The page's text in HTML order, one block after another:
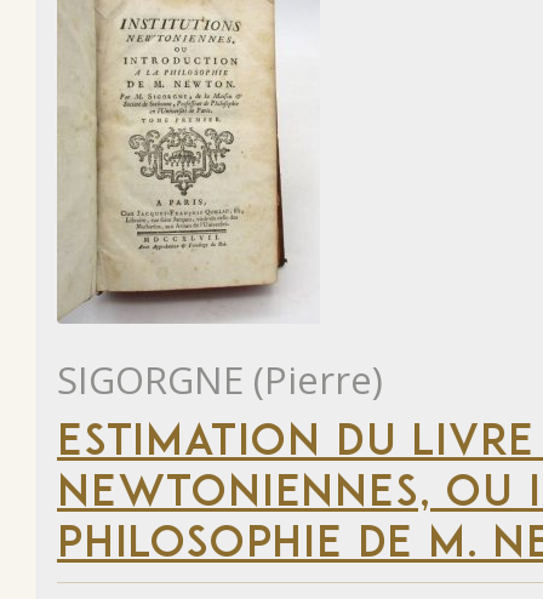
SIGORGNE (Pierre)
ESTIMATION DU
NEWTONIENNES, OU
PHILOSOPHIE DE M.